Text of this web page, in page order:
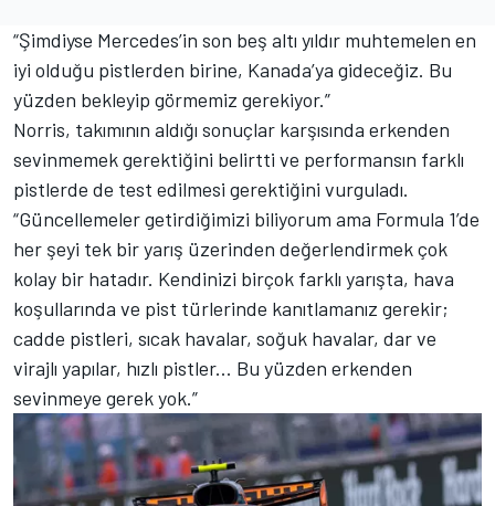
“Şimdiyse Mercedes’in son beş altı yıldır muhtemelen en
iyi olduğu pistlerden birine, Kanada’ya gideceğiz. Bu
yüzden bekleyip görmemiz gerekiyor.”
Norris, takımının aldığı sonuçlar karşısında erkenden
sevinmemek gerektiğini belirtti ve performansın farklı
pistlerde de test edilmesi gerektiğini vurguladı.
“Güncellemeler getirdiğimizi biliyorum ama Formula 1’de
her şeyi tek bir yarış üzerinden değerlendirmek çok
kolay bir hatadır. Kendinizi birçok farklı yarışta, hava
koşullarında ve pist türlerinde kanıtlamanız gerekir;
cadde pistleri, sıcak havalar, soğuk havalar, dar ve
virajlı yapılar, hızlı pistler... Bu yüzden erkenden
sevinmeye gerek yok.”